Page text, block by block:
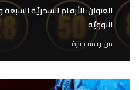
العنوان: الأرقام السحريّة
النوويّة
من ريمة جبارة